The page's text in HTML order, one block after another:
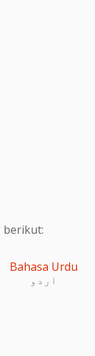
berikut:
Bahasa Urdu
اردو